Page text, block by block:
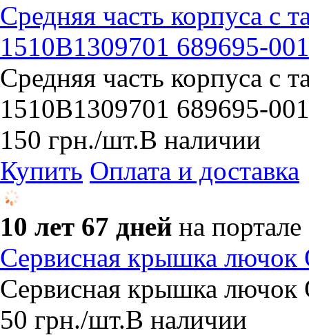
Средняя часть корпуса с
1510B1309701 689695-001
Средняя часть корпуса с
1510B1309701 689695-001
150 грн./шт.В наличии
Купить Оплата и доставка
10 лет 67 дней на портале
Сервисная крышка
Сервисная крышка
50 грн./шт.В наличии